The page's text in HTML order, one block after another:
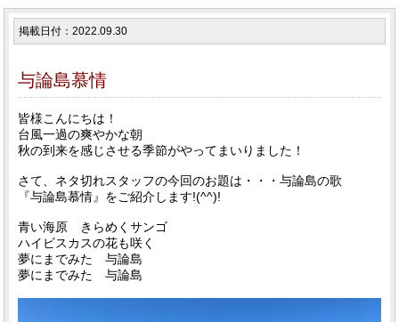
掲載日付：2022.09.30
与論島慕情
皆様こんにちは！
台風一過の爽やかな朝
秋の到来を感じさせる季節がやってまいりました！
さて、ネタ切れスタッフの今回のお題は・・・与論島の歌
『与論島慕情』をご紹介します!(^^)!
青い海原 きらめくサンゴ
ハイビスカスの花も咲く
夢にまでみた 与論島
夢にまでみた 与論島